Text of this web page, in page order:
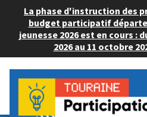
La phase d'instruction des
budget participatif
jeunesse 2026 est en cours :
2026 au 11 octobre